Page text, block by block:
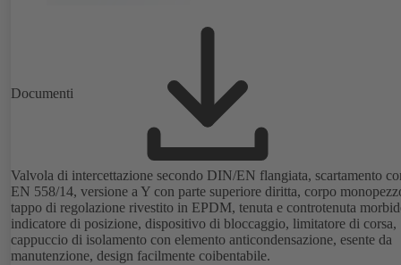
Documenti
Valvola di intercettazione secondo DIN/EN flangiata, scartamento
EN 558/14, versione a Y con parte superiore diritta, corpo
tappo di regolazione rivestito in EPDM, tenuta e controtenuta
indicatore di posizione, dispositivo di bloccaggio, limitatore di corsa,
cappuccio di isolamento con elemento anticondensazione, esente da
manutenzione, design facilmente coibentabile.